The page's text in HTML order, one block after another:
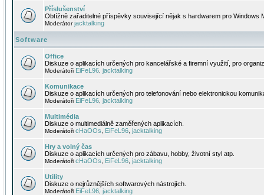
Příslušenství
Obtížně zařaditelné příspěvky související nějak s hardwarem pro Windows
Moderátorjacktalking
Software
Office
Diskuze o aplikacích určených pro kancelářské a firemní využití, pro
Moderátoři EiFeL96 jacktalking
Komunikace
Diskuze o aplikacích určených pro telefonování nebo elektronickou
Moderátoři EiFeL96 jacktalking
Multimédia
Diskuze o multimediálně zaměřených aplikacích.
Moderátoři cHaOOs EiFeL96 jacktalking
Hry a volný čas
Diskuze o aplikacích určených pro zábavu, hobby, životní styl atp.
Moderátoři cHaOOs EiFeL96 jacktalking
Utility
Diskuze o nejrůznějších softwarových nástrojích.
Moderátoři EiFeL96 jacktalking